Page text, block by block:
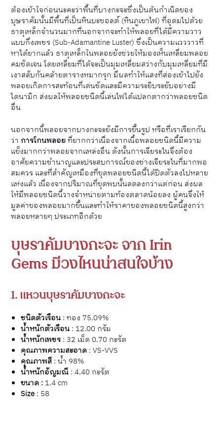
ต้องเข้าใจก่อนนะคะว่าพื้นที่บางกะจะซึ่งเป็นต้นกำเนิดของ
บุษราคัมนั้นมีพื้นที่เป็นหินบะซอลต์ (หินภูเขาไฟ) ที่อุดมไปด้วย
ธาตุเหล็กจำนวนมากที่นอกจากจะทำให้พลอยที่ได้มีความวาว
แบบกึ่งเพชร (Sub-Adamantine Luster) ซึ่งเป็นความแวววาวที่
หาได้ยากแล้ว ธาตุเหล็กในพลอยยังช่วยให้มองเห็นเหลี่ยมพลอย
คมชัดเจน โดยเหลี่ยมที่ได้จะเป็นมุมเหลี่ยมสว่างกับมุมเหลี่ยมที่มี
เงาสลับกันคล้ายตารางหมากรุก มีผลทำให้แสงที่ส่องเข้าไปยัง
พลอยเกิดการสะท้อนที่เด่นชัดและมีความระยิบระยับอย่างมี
ไดนามิก ส่งผลให้พลอยชนิดนี้เล่นไฟได้แปลกตากว่าพลอยชนิด
อื่น
นอกจากนี้พลอยจากบางกะจะยังมีการขึ้นรูป หรือที่เราเรียกกัน
ว่า การโกนพลอยที่ยากกว่าเนื่องจากเนื้อพลอยชนิดนี้มีความ
แข็งมากกว่าพลอยจากแหล่งอื่น ดังนั้นการเจียระไนจึงต้อง
อาศัยความชำนาญและประสบการณ์ของช่างเจียระไนที่มากพอ
สมควร และที่สำคัญเหมืองที่ขุดพลอยชนิดนี้ได้ปิดตัวลงไปหลาย
แห่งแล้ว เนื่องจากปริมาณที่ขุดพบนั้นลดลงกว่าแต่ก่อน ส่งผล
ให้มีพลอยชนิดนี้วางจำหน่ายตามท้องตลาดน้อยลง ผู้คนจึงให้
มูลค่าของพลอยมากขึ้นและทำให้ราคาของพลอยชนิดนี้สูงกว่า
พลอยหลายๆ ประเภทอีกด้วย
บุษราคัมบางกะจะ จาก Irin
Gems มีวงไหนน่าสนใจบ้าง
1. แหวนบุษราคัมบางกะจะ
ชนิดตัวเรือน : ทอง 75.09%
น้ำหนักตัวเรือน : 12.00 กรัม
น้ำหนักเพชร : 32 เม็ด 0.70 กะรัต
คุณภาพความสะอาด : VS-VVS
คุณภาพสี : น้ำ 98%
น้ำหนักอัญมณี : 4.40 กะรัต
ขนาด : 1.4 cm
Size : 58